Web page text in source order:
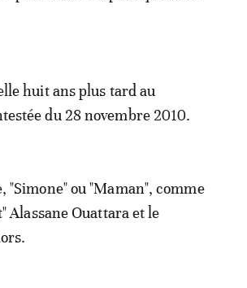
huit ans plus tard au
du 28 novembre 2010.
"Simone" ou "Maman", comme
Alassane Ouattara et le